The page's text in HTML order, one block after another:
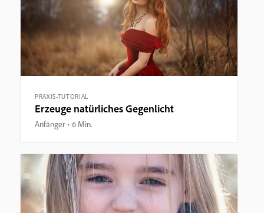
PRAXIS-TUTORIAL
Erzeuge natürliches Gegenlicht
Anfänger 6 Min.